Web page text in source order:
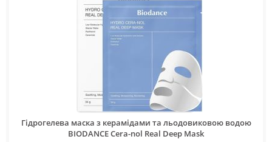
Гідрогелева маска з керамідами та льодовиковою водою
BIODANCE Cera-nol Real Deep Mask